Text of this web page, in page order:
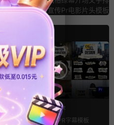
版品牌宣传Pr电影片头模板
PR基本图形mogrt
PR基本图形
PR字幕模板